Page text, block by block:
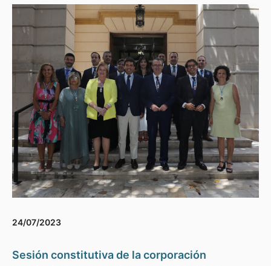
24/07/2023
Sesión constitutiva de la corporación